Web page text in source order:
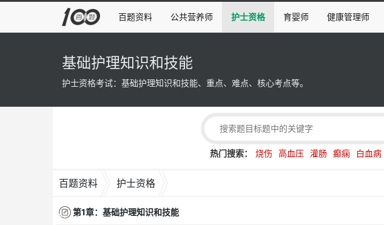
百题资料 公共营养师 护士资格 育婴师 健康管理师
基础护理知识和技能
护士资格考试：基础护理知识和技能、重点、难点、核心考点等。
热门搜索： 烧伤 高血压 灌肠 癫痫 白血病
百题资料 护士资格
第1章：基础护理知识和技能